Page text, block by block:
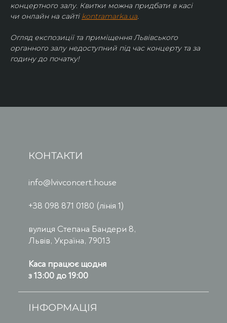
концертного залу. Квитки можна придбати в касі
чи онлайн на сайті kontramarka.ua.
Огляд експозиції та приміщення Львівського
органного залу недоступний під час концерту та за
годину до початку!
КОНТАКТИ
info@lvivconcert.house
+38 098 871 0180 (лінія 1)
вулиця Степана Бандери 8,
Львів, Україна, 79013
Каса працює щодня
з 13:00 до 19:00
ІНФОРМАЦІЯ